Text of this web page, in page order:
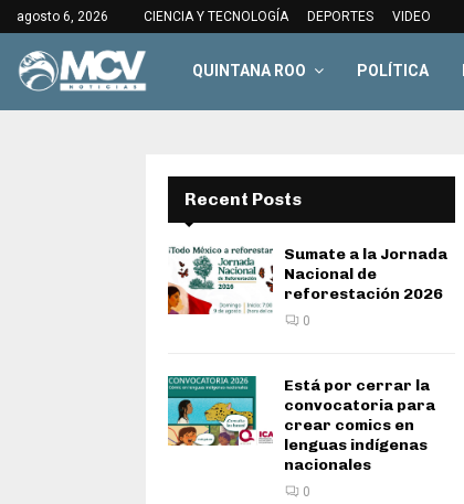
agosto 6, 2026 CIENCIA Y TECNOLOGÍA DEPORTES VIDEO
QUINTANA ROO POLÍTICA
Recent Posts
Sumate a la Jornada
Nacional de
reforestación 2026
0
Está por cerrar la
convocatoria para
crear comics en
lenguas indígenas
nacionales
0